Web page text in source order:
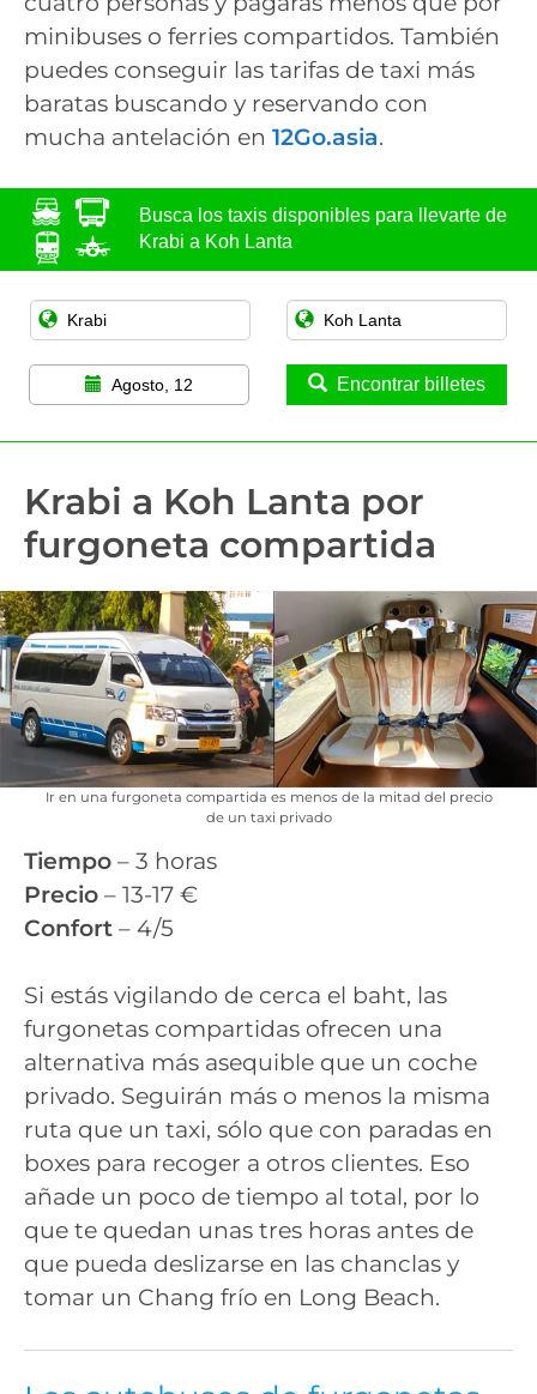
minibuses o ferries compartidos. También
puedes conseguir las tarifas de taxi más
baratas buscando y reservando con
mucha antelación en 12Go.asia.
Busca los taxis disponibles para llevarte de
Krabi a Koh Lanta
Agosto, 12 Encontrar billetes
Krabi a Koh Lanta por
furgoneta compartida
Ir en una furgoneta compartida es menos de la mitad del precio
de un taxi privado
Tiempo – 3 horas
Precio – 13-17 €
Confort – 4/5
Si estás vigilando de cerca el baht, las
furgonetas compartidas ofrecen una
alternativa más asequible que un coche
privado. Seguirán más o menos la misma
ruta que un taxi, sólo que con paradas en
boxes para recoger a otros clientes. Eso
añade un poco de tiempo al total, por lo
que te quedan unas tres horas antes de
que pueda deslizarse en las chanclas y
tomar un Chang frío en Long Beach.